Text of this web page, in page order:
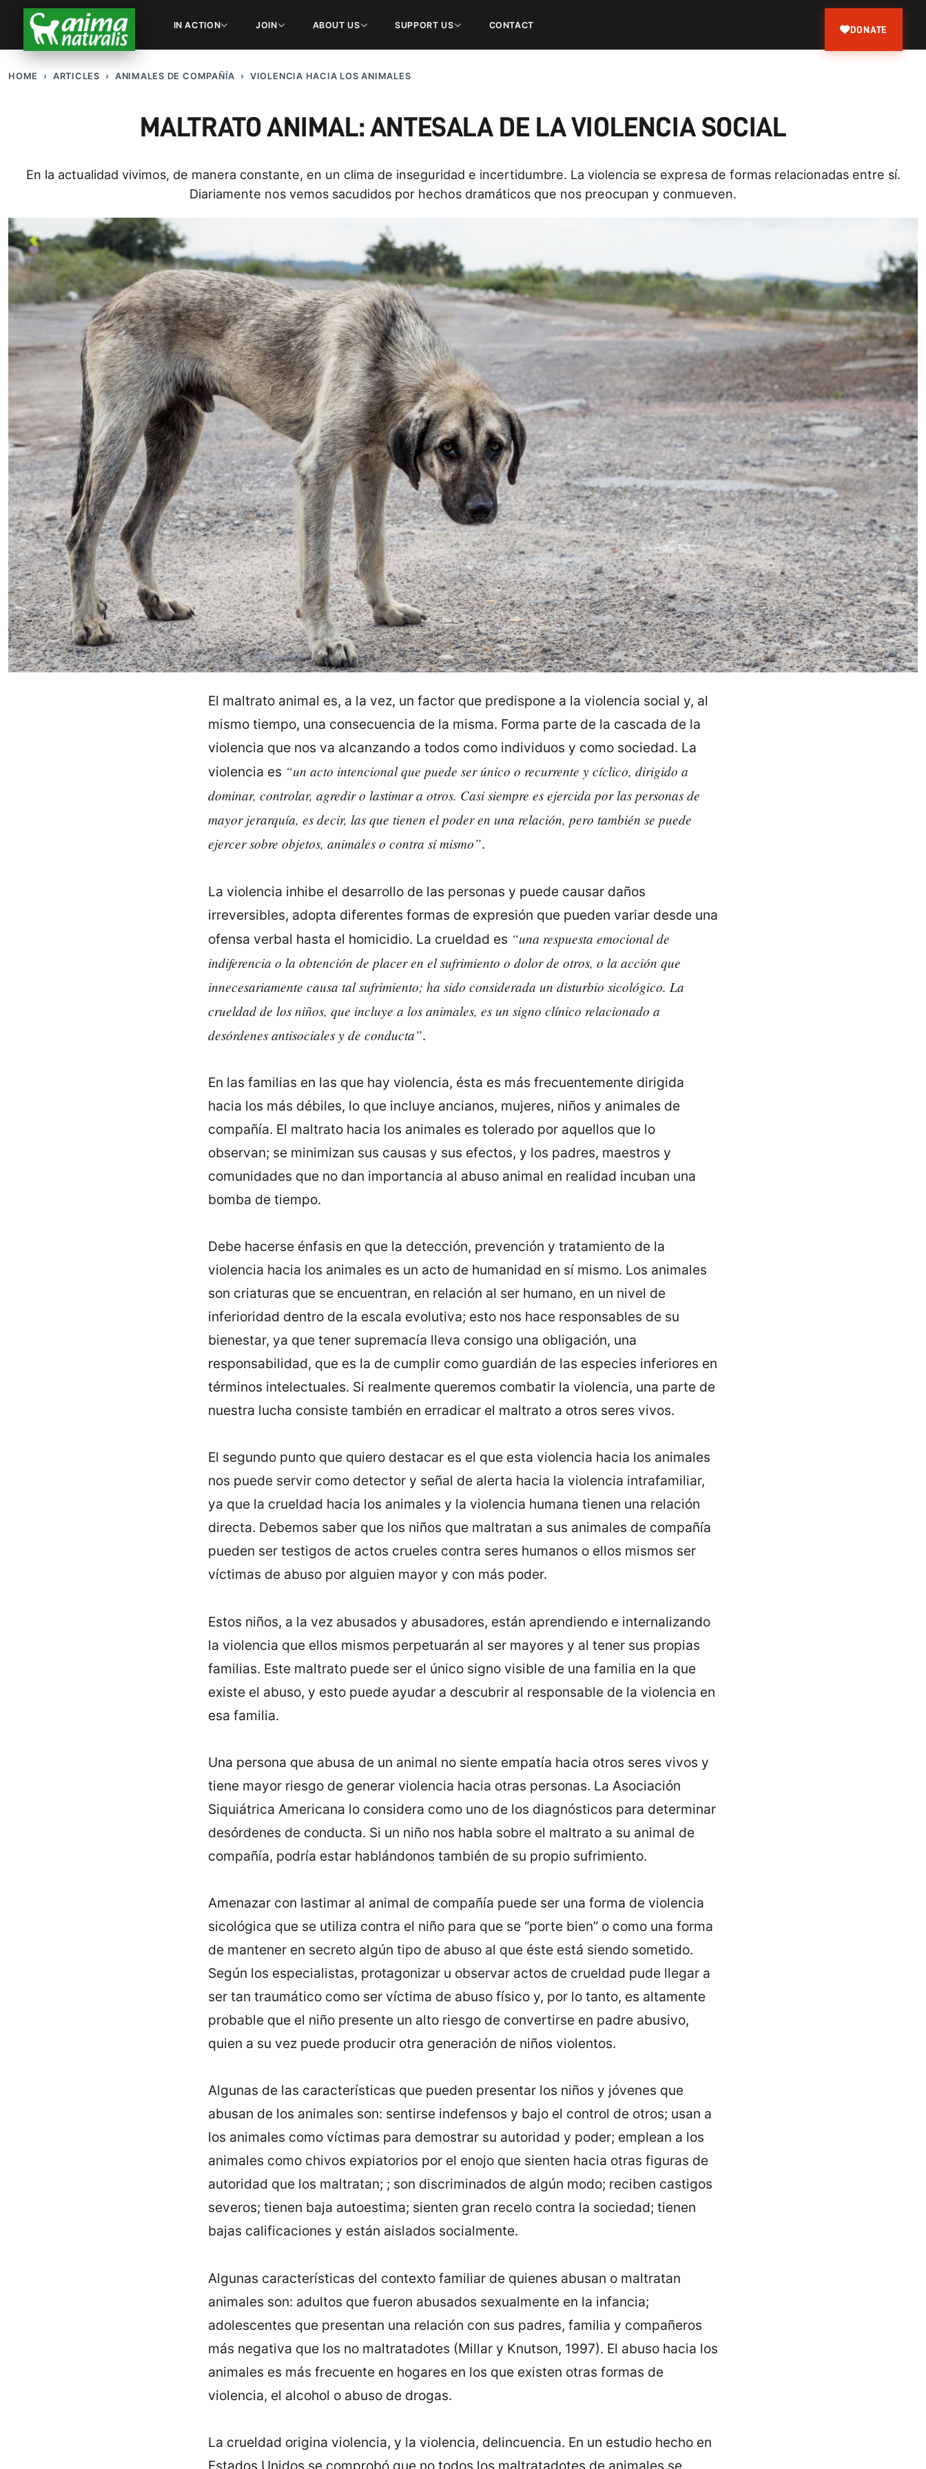
IN ACTION JOIN ABOUT US SUPPORT US CONTACT DONATE
HOME ARTICLES ANIMALES DE COMPAÑÍ­A VIOLENCIA HACIA LOS ANIMALES
MALTRATO ANIMAL: ANTESALA DE LA VIOLENCIA SOCIAL
En la actualidad vivimos, de manera constante, en un clima de inseguridad e incertidumbre. La violencia se expresa de formas relacionadas entre sí.
Diariamente nos vemos sacudidos por hechos dramáticos que nos preocupan y conmueven.
El maltrato animal es, a la vez, un factor que predispone a la violencia social y, al
mismo tiempo, una consecuencia de la misma. Forma parte de la cascada de la
violencia que nos va alcanzando a todos como individuos y como sociedad. La
violencia es “un acto intencional que puede ser único o recurrente y cíclico, dirigido a
dominar, controlar, agredir o lastimar a otros. Casi siempre es ejercida por las personas de
mayor jerarquía, es decir, las que tienen el poder en una relación, pero también se puede
ejercer sobre objetos, animales o contra sí mismo”.
La violencia inhibe el desarrollo de las personas y puede causar daños
irreversibles, adopta diferentes formas de expresión que pueden variar desde una
ofensa verbal hasta el homicidio. La crueldad es “una respuesta emocional de
indiferencia o la obtención de placer en el sufrimiento o dolor de otros, o la acción que
innecesariamente causa tal sufrimiento; ha sido considerada un disturbio sicológico. La
crueldad de los niños, que incluye a los animales, es un signo clínico relacionado a
desórdenes antisociales y de conducta”.
En las familias en las que hay violencia, ésta es más frecuentemente dirigida
hacia los más débiles, lo que incluye ancianos, mujeres, niños y animales de
compañía. El maltrato hacia los animales es tolerado por aquellos que lo
observan; se minimizan sus causas y sus efectos, y los padres, maestros y
comunidades que no dan importancia al abuso animal en realidad incuban una
bomba de tiempo.
Debe hacerse énfasis en que la detección, prevención y tratamiento de la
violencia hacia los animales es un acto de humanidad en sí mismo. Los animales
son criaturas que se encuentran, en relación al ser humano, en un nivel de
inferioridad dentro de la escala evolutiva; esto nos hace responsables de su
bienestar, ya que tener supremacía lleva consigo una obligación, una
responsabilidad, que es la de cumplir como guardián de las especies inferiores en
términos intelectuales. Si realmente queremos combatir la violencia, una parte de
nuestra lucha consiste también en erradicar el maltrato a otros seres vivos.
El segundo punto que quiero destacar es el que esta violencia hacia los animales
nos puede servir como detector y señal de alerta hacia la violencia intrafamiliar,
ya que la crueldad hacia los animales y la violencia humana tienen una relación
directa. Debemos saber que los niños que maltratan a sus animales de compañía
pueden ser testigos de actos crueles contra seres humanos o ellos mismos ser
víctimas de abuso por alguien mayor y con más poder.
Estos niños, a la vez abusados y abusadores, están aprendiendo e internalizando
la violencia que ellos mismos perpetuarán al ser mayores y al tener sus propias
familias. Este maltrato puede ser el único signo visible de una familia en la que
existe el abuso, y esto puede ayudar a descubrir al responsable de la violencia en
esa familia.
Una persona que abusa de un animal no siente empatía hacia otros seres vivos y
tiene mayor riesgo de generar violencia hacia otras personas. La Asociación
Siquiátrica Americana lo considera como uno de los diagnósticos para determinar
desórdenes de conducta. Si un niño nos habla sobre el maltrato a su animal de
compañía, podría estar hablándonos también de su propio sufrimiento.
Amenazar con lastimar al animal de compañía puede ser una forma de violencia
sicológica que se utiliza contra el niño para que se “porte bien” o como una forma
de mantener en secreto algún tipo de abuso al que éste está siendo sometido.
Según los especialistas, protagonizar u observar actos de crueldad pude llegar a
ser tan traumático como ser víctima de abuso físico y, por lo tanto, es altamente
probable que el niño presente un alto riesgo de convertirse en padre abusivo,
quien a su vez puede producir otra generación de niños violentos.
Algunas de las características que pueden presentar los niños y jóvenes que
abusan de los animales son: sentirse indefensos y bajo el control de otros; usan a
los animales como víctimas para demostrar su autoridad y poder; emplean a los
animales como chivos expiatorios por el enojo que sienten hacia otras figuras de
autoridad que los maltratan; ; son discriminados de algún modo; reciben castigos
severos; tienen baja autoestima; sienten gran recelo contra la sociedad; tienen
bajas calificaciones y están aislados socialmente.
Algunas características del contexto familiar de quienes abusan o maltratan
animales son: adultos que fueron abusados sexualmente en la infancia;
adolescentes que presentan una relación con sus padres, familia y compañeros
más negativa que los no maltratadotes (Millar y Knutson, 1997). El abuso hacia los
animales es más frecuente en hogares en los que existen otras formas de
violencia, el alcohol o abuso de drogas.
La crueldad origina violencia, y la violencia, delincuencia. En un estudio hecho en
Estados Unidos se comprobó que no todos los maltratadotes de animales se